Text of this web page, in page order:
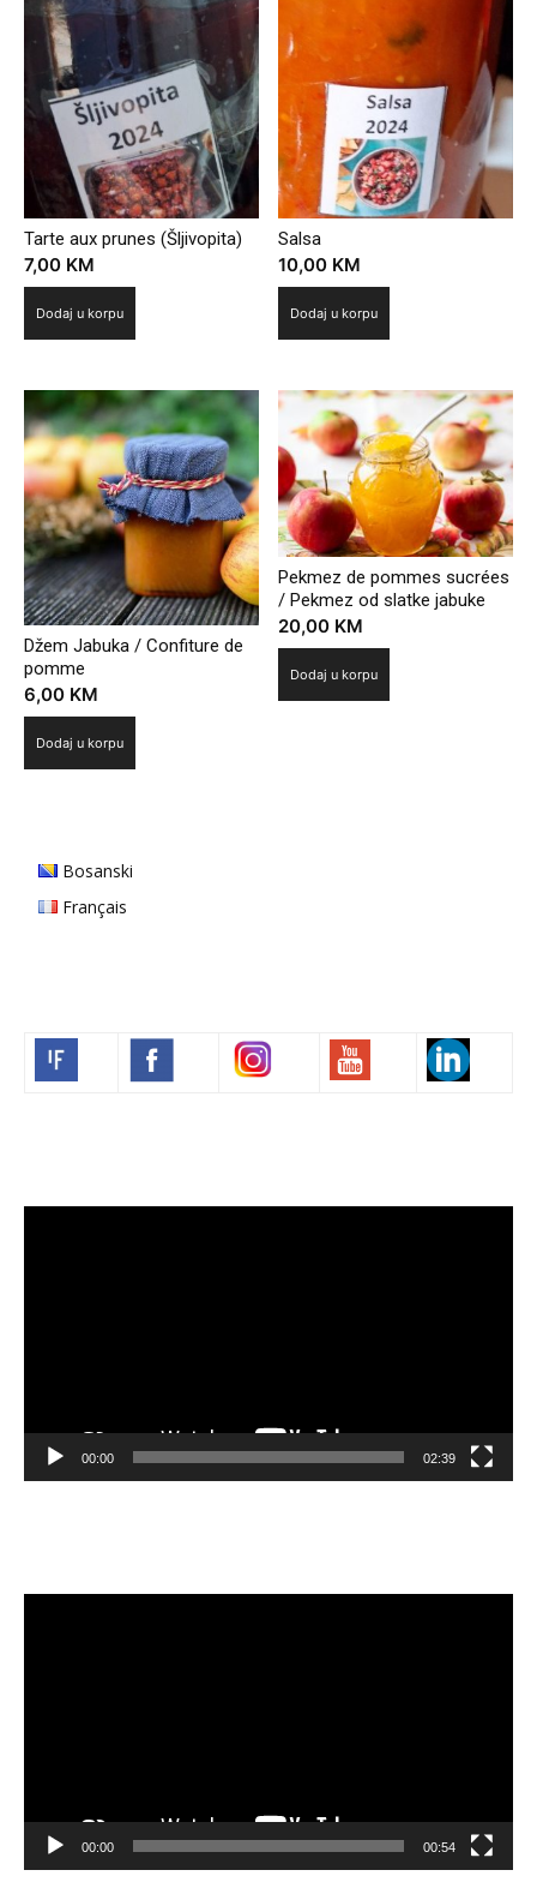
Tarte aux prunes (Šljivopita)
7,00 KM
Dodaj u korpu
Salsa
10,00 KM
Dodaj u korpu
Džem Jabuka / Confiture de
pomme
6,00 KM
Dodaj u korpu
Pekmez de pommes sucrées
/ Pekmez od slatke jabuke
20,00 KM
Dodaj u korpu
Bosanski
Français
00:00 02:39
00:00 00:54